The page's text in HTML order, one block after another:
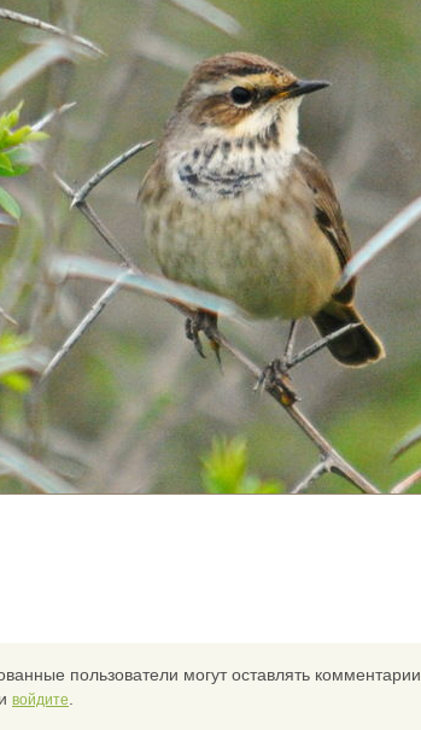
пользователи могут оставлять комментарии.
войдите